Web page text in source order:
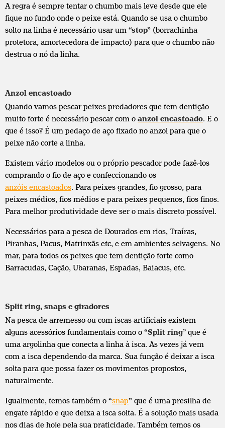
A regra é sempre tentar o chumbo mais leve desde que ele
fique no fundo onde o peixe está. Quando se usa o chumbo
solto na linha é necessário usar um “stop” (borrachinha
protetora, amortecedora de impacto) para que o chumbo não
destrua o nó da linha.
Anzol encastoado
Quando vamos pescar peixes predadores que tem dentição
muito forte é necessário pescar com o anzol encastoado. E o
que é isso? É um pedaço de aço fixado no anzol para que o
peixe não corte a linha.
Existem vário modelos ou o próprio pescador pode fazê-los
comprando o fio de aço e confeccionando os
anzóis encastoados. Para peixes grandes, fio grosso, para
peixes médios, fios médios e para peixes pequenos, fios finos.
Para melhor produtividade deve ser o mais discreto possível.
Necessários para a pesca de Dourados em rios, Traíras,
Piranhas, Pacus, Matrinxãs etc, e em ambientes selvagens. No
mar, para todos os peixes que tem dentição forte como
Barracudas, Cação, Ubaranas, Espadas, Baiacus, etc.
Split ring, snaps e giradores
Na pesca de arremesso ou com iscas artificiais existem
alguns acessórios fundamentais como o “Split ring” que é
uma argolinha que conecta a linha à isca. As vezes já vem
com a isca dependendo da marca. Sua função é deixar a isca
solta para que possa fazer os movimentos propostos,
naturalmente.
Igualmente, temos também o “snap” que é uma presilha de
engate rápido e que deixa a isca solta. É a solução mais usada
nos dias de hoje pela sua praticidade. Também temos os